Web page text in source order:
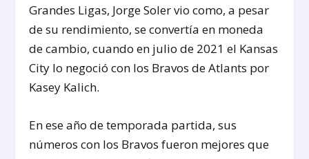
Grandes Ligas, Jorge Soler vio como, a pesar
de su rendimiento, se convertía en moneda
de cambio, cuando en julio de 2021 el Kansas
City lo negoció con los Bravos de Atlants por
Kasey Kalich.
En ese año de temporada partida, sus
números con los Bravos fueron mejores que